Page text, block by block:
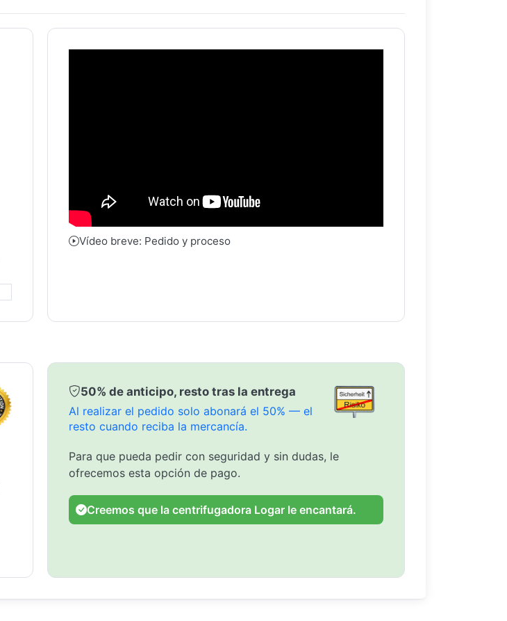
Vídeo breve: Pedido y proceso
50% de anticipo, resto tras la entrega
Al realizar el pedido solo abonará el 50% — el
resto cuando reciba la mercancía.
Para que pueda pedir con seguridad y sin dudas, le
ofrecemos esta opción de pago.
Creemos que la centrifugadora Logar le encantará.